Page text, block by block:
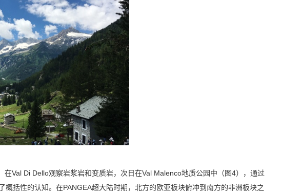
Val Di Dello观察岩浆岩和变质岩，次日在Val Malenco地质公园中（图4），通过
括性的认知。在PANGEA超大陆时期，北方的欧亚板块俯冲到南方的非洲板块之